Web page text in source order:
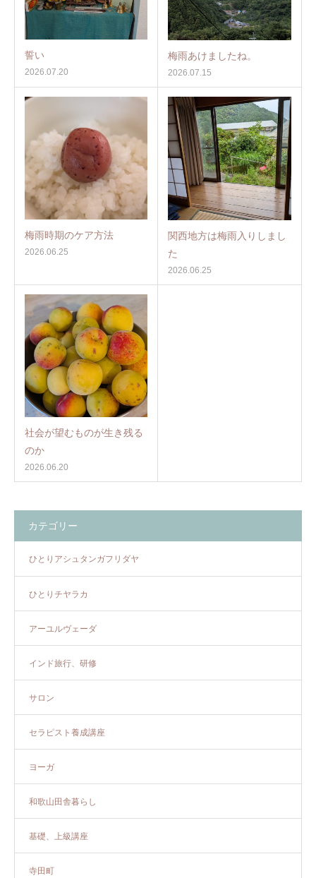
誓い
2026.07.20
梅雨あけましたね。
2026.07.15
梅雨時期のケア方法
2026.06.25
関西地方は梅雨入りしまし
た
2026.06.25
社会が望むものが生き残る
のか
2026.06.20
カテゴリー
ひとりアシュタンガフリダヤ
ひとりチヤラカ
アーユルヴェーダ
インド旅行、研修
サロン
セラピスト養成講座
ヨーガ
和歌山田舎暮らし
基礎、上級講座
寺田町